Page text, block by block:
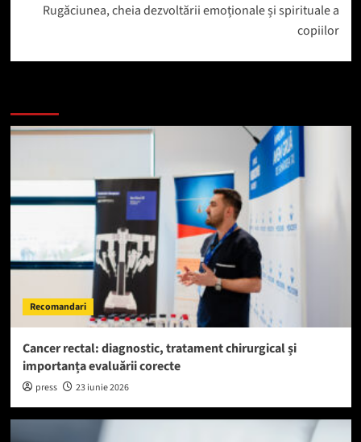
Rugăciunea, cheia dezvoltării emoționale și spirituale a
copiilor
Recomandari
Cancer rectal: diagnostic, tratament chirurgical și
importanța evaluării corecte
press 23 iunie 2026